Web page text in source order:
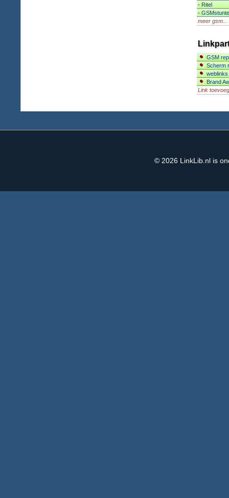
-Ritel
-
meer gsm...
GSM
Scherm
Brand
Link
© 2026 LinkLib.nl is